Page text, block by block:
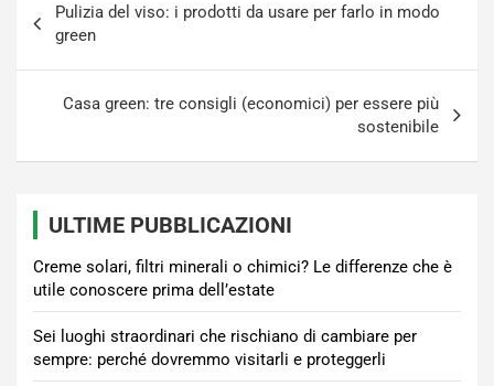
articoli
Pulizia del viso: i prodotti da usare per farlo in modo
green
Casa green: tre consigli (economici) per essere più
sostenibile
ULTIME PUBBLICAZIONI
Creme solari, filtri minerali o chimici? Le differenze che è
utile conoscere prima dell’estate
Sei luoghi straordinari che rischiano di cambiare per
sempre: perché dovremmo visitarli e proteggerli